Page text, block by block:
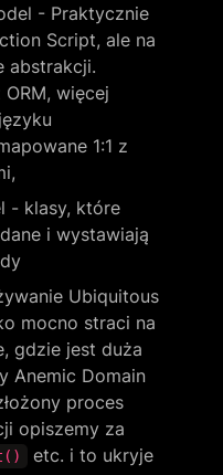
- Praktycznie
Script, ale na
abstrakcji.
więcej
1:1 z
- klasy, które
i wystawiają
Ubiquitous
mocno straci na
gdzie jest duża
Anemic Domain
proces
opiszemy za
etc. i to ukryje